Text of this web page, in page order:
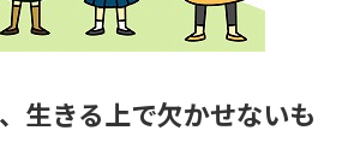
験上の
高等学校卒業程度認定試験
小学校教員資格認定試験
生きる上で欠かせないも